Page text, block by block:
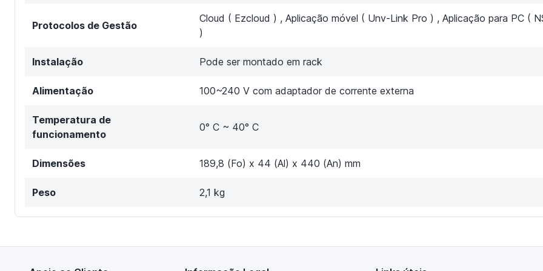
Protocolos de Gestão
Cloud ( Ezcloud ) , Aplicação móvel ( Unv-Link Pro ) , Aplicação para PC (
)
Instalação Pode ser montado em rack
Alimentação 100~240 V com adaptador de corrente externa
Temperatura de
funcionamento
0° C ~ 40° C
Dimensões 189,8 (Fo) x 44 (Al) x 440 (An) mm
Peso 2,1 kg